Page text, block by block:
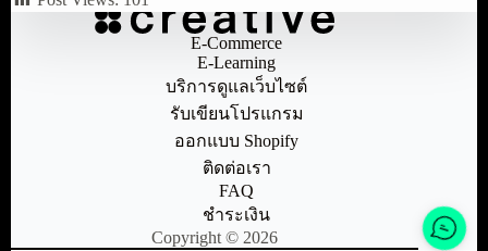
E-Commerce
E-Learning
บริการดูแลเว็บไซต์
รับเขียนโปรแกรม
ออกแบบ Shopify
ติดต่อเรา
FAQ
ชำระเงิน
Copyright © 2026